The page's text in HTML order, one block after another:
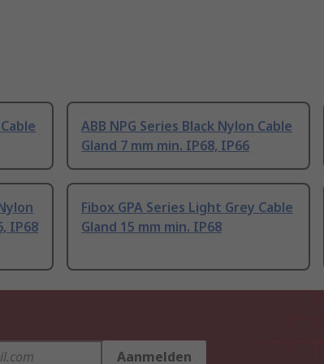
ABB NPG Series Black Nylon Cable
Gland 7 mm min. IP68, IP66
IP68
Fibox GPA Series Light Grey Cable
Gland 15 mm min. IP68
Aanmelden